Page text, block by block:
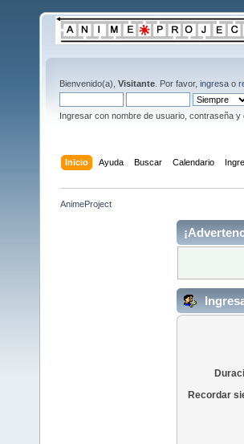
Bienvenido(a), Visitante . Por favor, ingresa o
Ingresar con nombre de usuario, contraseña y
Inicio Ayuda Buscar Calendario
AnimeProject
Recordar